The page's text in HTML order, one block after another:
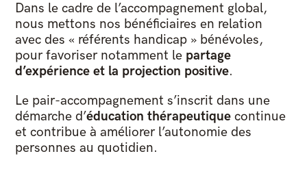
Dans le cadre de l’accompagnement global,
nous mettons nos bénéficiaires en relation
avec des « référents handicap » bénévoles,
pour favoriser notamment le partage
d’expérience et la projection positive.
Le pair-accompagnement s’inscrit dans une
démarche d’éducation thérapeutique continue
et contribue à améliorer l’autonomie des
personnes au quotidien.